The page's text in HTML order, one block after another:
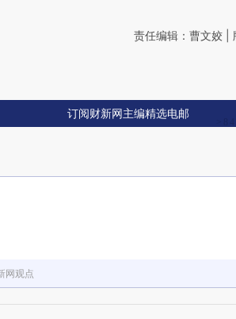
责任编辑：曹文姣 |
订阅财新网主编精选电邮
网观点